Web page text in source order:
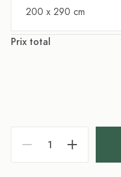
200 x 290 cm
Prix total